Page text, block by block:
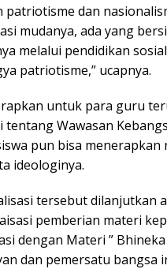
patriotisme dan
mudanya, ada yang
melalui pendidikan
patriotisme,” ucapnya.
untuk para guru
tentang Wawasan
pun bisa menerapkan
ideologinya.
tersebut dilanjutkan
pemberian materi
dengan Materi ”
dan pemersatu bangsa